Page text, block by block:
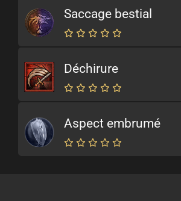
Saccage bestial
Déchirure
Aspect embrumé